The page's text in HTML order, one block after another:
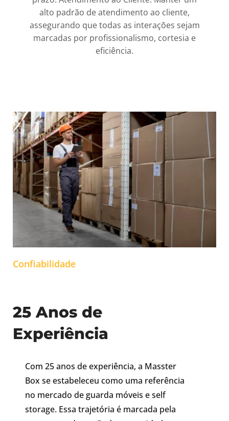
alto padrão de atendimento ao cliente,
assegurando que todas as interações sejam
marcadas por profissionalismo, cortesia e
eficiência.
Confiabilidade
25 Anos de
Experiência
Com 25 anos de experiência, a Masster
Box se estabeleceu como uma referência
no mercado de guarda móveis e self
storage. Essa trajetória é marcada pela